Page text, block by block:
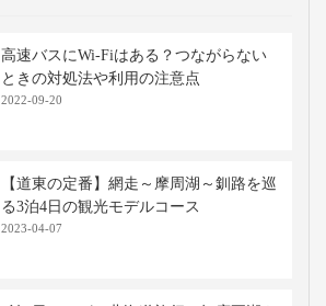
高速バスにWi-Fiはある？つながらない
ときの対処法や利用の注意点
2022-09-20
【道東の定番】網走～摩周湖～釧路を巡
る3泊4日の観光モデルコース
2023-04-07